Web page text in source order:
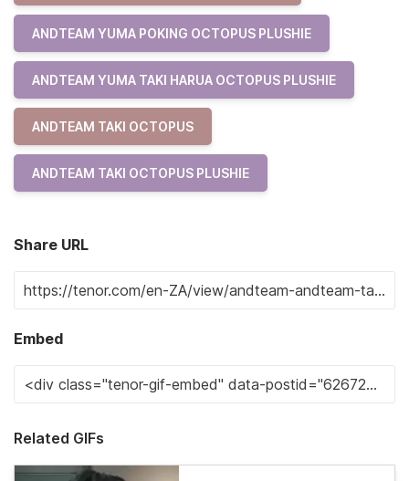
ANDTEAM YUMA POKING OCTOPUS PLUSHIE
ANDTEAM YUMA TAKI HARUA OCTOPUS PLUSHIE
ANDTEAM TAKI OCTOPUS
ANDTEAM TAKI OCTOPUS PLUSHIE
Share URL
Embed
Related GIFs